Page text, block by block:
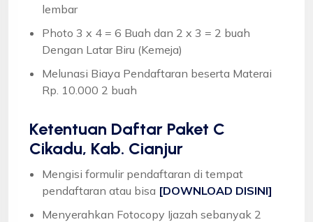
lembar
Photo 3 x 4 = 6 Buah dan 2 x 3 = 2 buah
Dengan Latar Biru (Kemeja)
Melunasi Biaya Pendaftaran beserta Materai
Rp. 10.000 2 buah
Ketentuan Daftar Paket C
Cikadu, Kab. Cianjur
Mengisi formulir pendaftaran di tempat
pendaftaran atau bisa [DOWNLOAD DISINI]
Menyerahkan Fotocopy Ijazah sebanyak 2